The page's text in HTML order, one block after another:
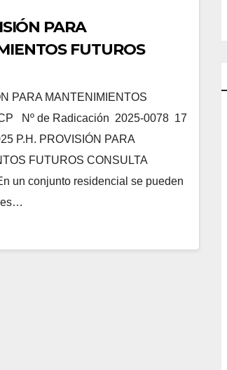
PARA
FUTUROS
PARA MANTENIMIENTOS
Nº de Radicación 2025-0078 17
P.H. PROVISIÓN PARA
FUTUROS CONSULTA
un conjunto residencial se pueden